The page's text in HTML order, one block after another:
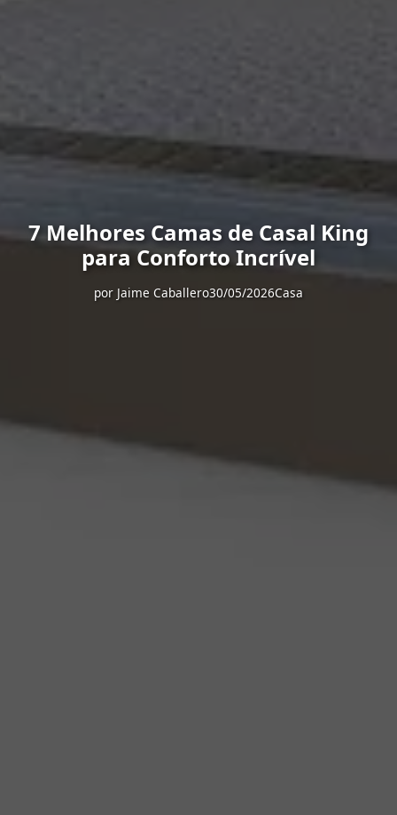
7 Melhores Camas de Casal King
para Conforto Incrível
por Jaime Caballero30/05/2026Casa